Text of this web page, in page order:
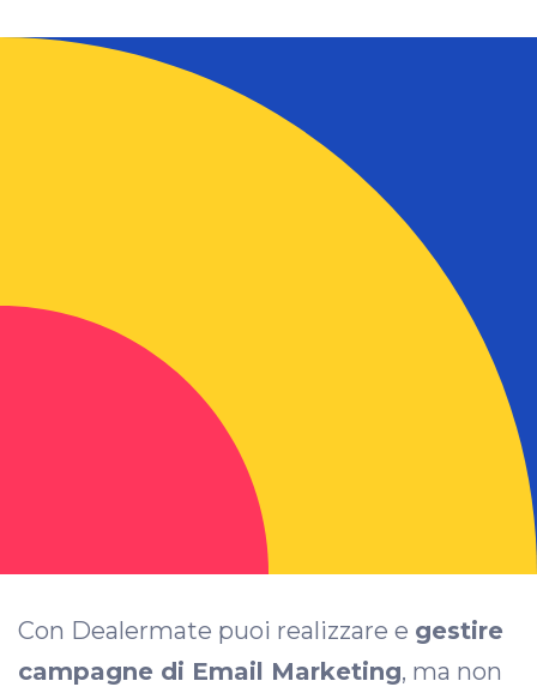
Con Dealermate puoi realizzare e gestire
campagne di Email Marketing, ma non